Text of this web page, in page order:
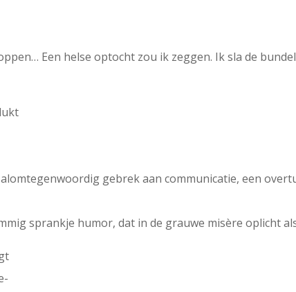
Een helse optocht zou ik zeggen. Ik sla de
gebrek aan communicatie, een
sprankje humor, dat in de grauwe misère oplicht